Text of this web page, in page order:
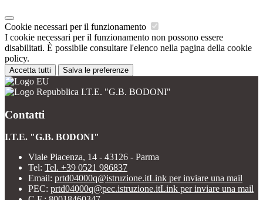
Cookie necessari per il funzionamento
I cookie necessari per il funzionamento non possono essere
disabilitati. È possibile consultare l'elenco nella pagina della cookie
policy.
Accetta tutti Salva le preferenze
I.T.E. "G.B. BODONI"
Contatti
I.T.E. "G.B. BODONI"
Viale Piacenza, 14 - 43126 - Parma
Tel: Tel. +39 0521 986837
Email: prtd04000q@istruzione.itLink per inviare una mail
PEC: prtd04000q@pec.istruzione.itLink per inviare una mail